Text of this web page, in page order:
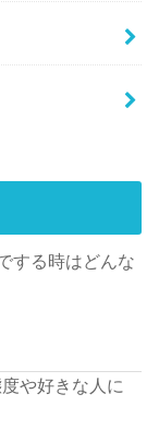
する時はどんな
や好きな人に